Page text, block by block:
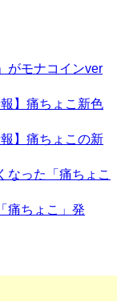
がモナコインver
】痛ちょこ新色
】痛ちょこの新
なった「痛ちょこ
痛ちょこ」発